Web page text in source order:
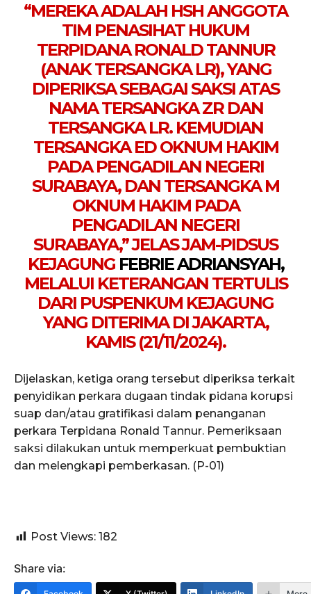
“MEREKA ADALAH HSH ANGGOTA
TIM PENASIHAT HUKUM
TERPIDANA RONALD TANNUR
(ANAK TERSANGKA LR), YANG
DIPERIKSA SEBAGAI SAKSI ATAS
NAMA TERSANGKA ZR DAN
TERSANGKA LR. KEMUDIAN
TERSANGKA ED OKNUM HAKIM
PADA PENGADILAN NEGERI
SURABAYA, DAN TERSANGKA M
OKNUM HAKIM PADA
PENGADILAN NEGERI
SURABAYA,” JELAS JAM-PIDSUS
KEJAGUNG FEBRIE ADRIANSYAH,
MELALUI KETERANGAN TERTULIS
DARI PUSPENKUM KEJAGUNG
YANG DITERIMA DI JAKARTA,
KAMIS (21/11/2024).
Dijelaskan, ketiga orang tersebut diperiksa terkait
penyidikan perkara dugaan tindak pidana korupsi
suap dan/atau gratifikasi dalam penanganan
perkara Terpidana Ronald Tannur. Pemeriksaan
saksi dilakukan untuk memperkuat pembuktian
dan melengkapi pemberkasan. (P-01)
Post Views: 182
Share via: